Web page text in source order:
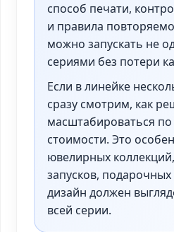
способ печати,
и правила
можно запускать не
сериями без потери
Если в линейке
сразу смотрим, как
масштабироваться по
стоимости. Это
ювелирных
запусков,
дизайн должен
всей серии.